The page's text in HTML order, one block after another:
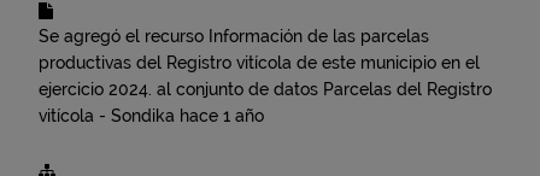
Se agregó el recurso Información de las parcelas
productivas del Registro vitícola de este municipio en el
ejercicio 2024. al conjunto de datos Parcelas del Registro
vitícola - Sondika hace 1 año